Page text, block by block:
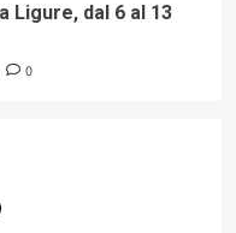
Ligure, dal 6 al 13
0